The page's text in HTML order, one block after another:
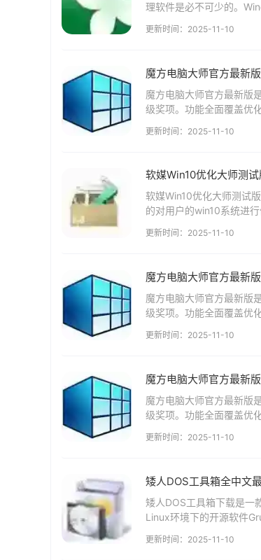
理软件是必不可少的。
更新时间：2025-11-10
魔方电脑大师官方最新版
魔方电脑大师官方最新版
级奖项。功能全面覆盖优
更新时间：2025-11-10
软媒Win10优化大师测试
软媒Win10优化大师测试
的对用户的win10系统进
师最新版支持Win10预览版
更新时间：2025-11-10
魔方电脑大师官方最新版
魔方电脑大师官方最新版
级奖项。功能全面覆盖优
更新时间：2025-11-10
魔方电脑大师官方最新版
魔方电脑大师官方最新版
级奖项。功能全面覆盖优
更新时间：2025-11-10
矮人DOS工具箱全中文
矮人DOS工具箱下载是一
Linux环境下的开源软件
更新时间：2025-11-10